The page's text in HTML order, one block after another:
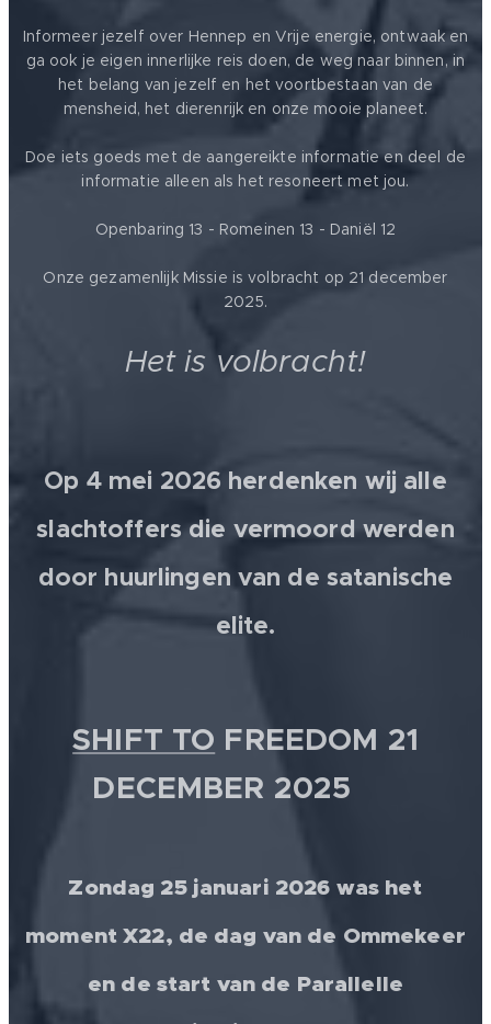
Informeer jezelf over Hennep en Vrije energie, ontwaak en
ga ook je eigen innerlijke reis doen, de weg naar binnen, in
het belang van jezelf en het voortbestaan van de
mensheid, het dierenrijk en onze mooie planeet.
Doe iets goeds met de aangereikte informatie en deel de
informatie alleen als het resoneert met jou.
Openbaring 13 - Romeinen 13 - Daniël 12
Onze gezamenlijk Missie is volbracht op 21 december
2025.
Het is volbracht!
Op 4 mei 2026 herdenken wij alle
slachtoffers die vermoord werden
door huurlingen van de satanische
elite.
SHIFT TO FREEDOM 21
DECEMBER 2025 💫
Zondag 25 januari 2026 was het
moment X22, de dag van de Ommekeer
en de start van de Parallelle